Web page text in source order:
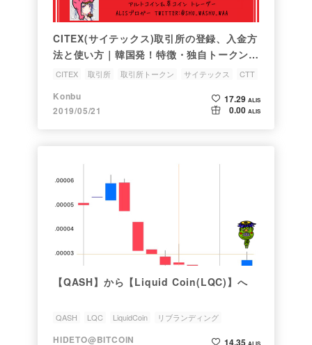
CITEX(サイテックス)取引所の登録、入金方
法と使い方｜韓国発！特徴・独自トークン・
トレード方法は？
CITEX 取引所 取引所トークン サイテックス CTT
Konbu
2019/05/21
17.29 ALIS
0.00 ALIS
【QASH】から【Liquid Coin(LQC)】へ
QASH LQC LiquidCoin
リブランディング
取引所トークン
HIDETO@BITCOIN 14.35 ALIS